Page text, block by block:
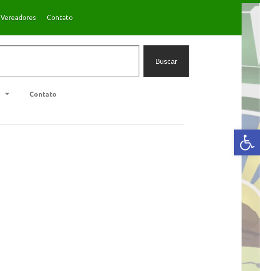
Abrir a barra de ferramentas
Vereadores Contato
Buscar
Contato